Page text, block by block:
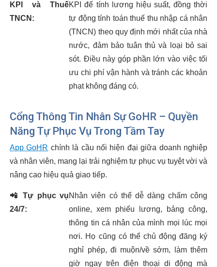
KPI và Thuế
TNCN:
KPI để tính lương hiệu suất, đồng thời
tự động tính toán thuế thu nhập cá nhân
(TNCN) theo quy định mới nhất của nhà
nước, đảm bảo tuân thủ và loại bỏ sai
sót. Điều này góp phần lớn vào việc tối
ưu chi phí vận hành và tránh các khoản
phạt không đáng có.
Cổng Thông Tin Nhân Sự GoHR – Quyền
Năng Tự Phục Vụ Trong Tầm Tay
App GoHR chính là cầu nối hiện đại giữa doanh nghiệp
và nhân viên, mang lại trải nghiệm tự phục vụ tuyệt vời và
nâng cao hiệu quả giao tiếp.
📲
Tự phục vụ
24/7:
Nhân viên có thể dễ dàng chấm công
online, xem phiếu lương, bảng công,
thông tin cá nhân của mình mọi lúc mọi
nơi. Họ cũng có thể chủ động đăng ký
nghỉ phép, đi muộn/về sớm, làm thêm
giờ ngay trên điện thoại di động mà